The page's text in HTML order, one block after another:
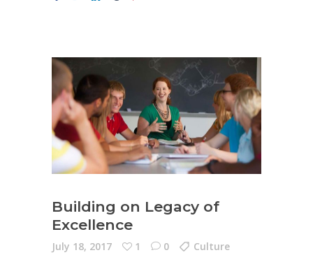
Building on Legacy of
Excellence
July 18, 2017 1 0 Culture